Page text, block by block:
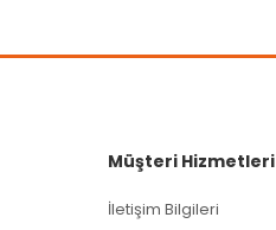
Müşteri Hizmetleri
İletişim Bilgileri